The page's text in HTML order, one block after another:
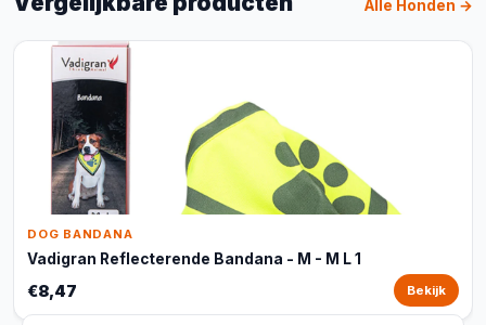
Alle Honden →
DOG BANDANA
Vadigran Reflecterende Bandana - M - M L 1
€8,47 Bekijk